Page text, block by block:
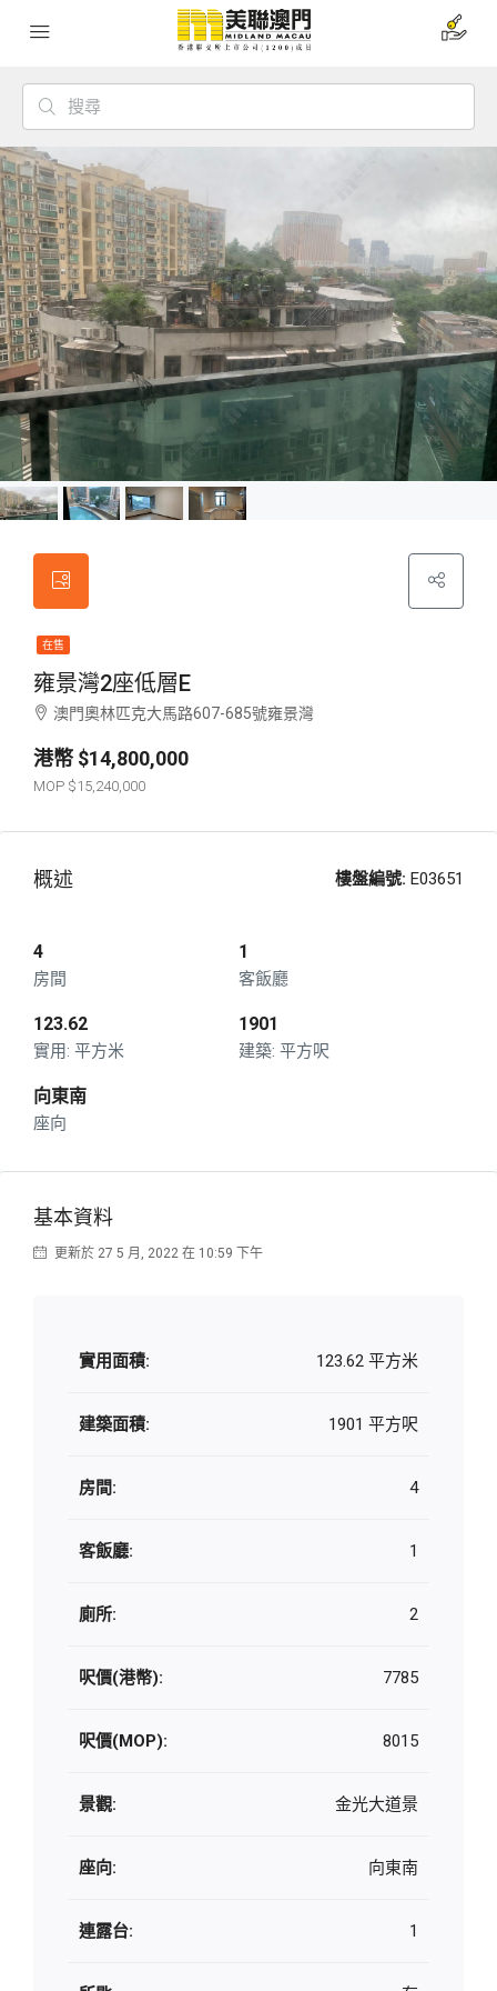
在售
雍景灣2座低層E
澳門奧林匹克大馬路607-685號雍景灣
$14,800,000
$15,240,000
概述 樓盤編號: E03651
4
房間
1
客飯廳
123.62
平方米
1901
平方呎
向東南
座向
基本資料
更新於 27 5 月, 2022 在 10:59 下午
實用面積: 123.62 平方米
建築面積: 1901 平方呎
房間: 4
客飯廳: 1
廁所: 2
呎價(港幣): 7785
呎價(MOP): 8015
景觀: 金光大道景
座向: 向東南
連露台: 1